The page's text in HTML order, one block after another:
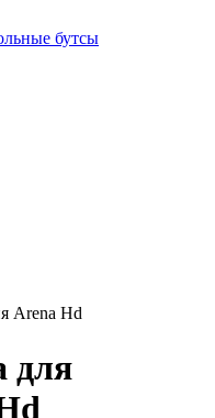
бутсы
Arena Hd
для